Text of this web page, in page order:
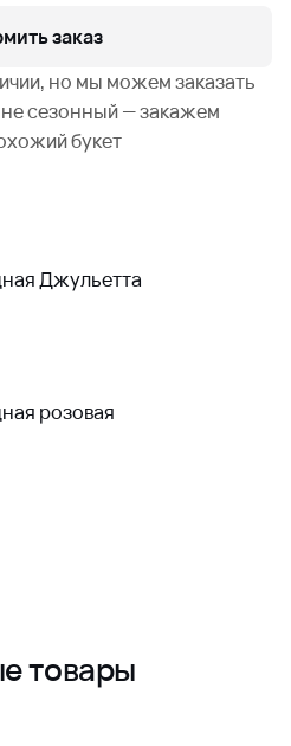
заказ
но мы можем заказать
не сезонный — закажем
букет
Джульетта
розовая
товары